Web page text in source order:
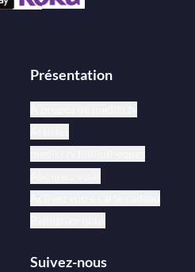
Présentation
Suivez-nous